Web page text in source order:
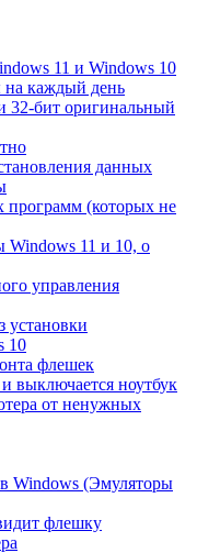
11 и Windows 10
каждый день
32-бит оригинальный
данных
программ (которых не
Windows 11 и 10, о
управления
установки
10
флешек
выключается ноутбук
от ненужных
Windows (Эмуляторы
флешку